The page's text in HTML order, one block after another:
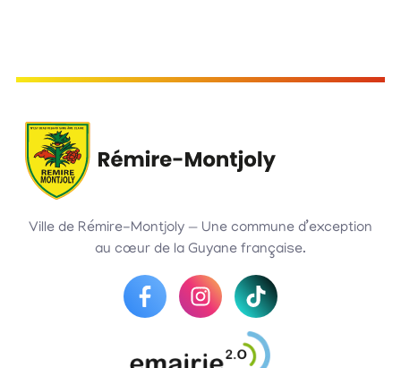
Ville de Rémire-Montjoly — Une commune d’exception
au cœur de la Guyane française.